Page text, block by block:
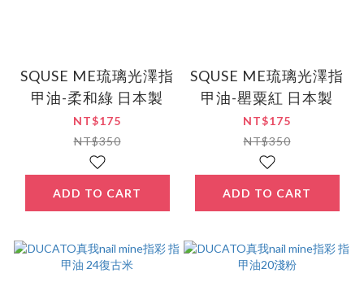
SQUSE ME琉璃光澤指
甲油-柔和綠 日本製
NT$175
NT$350
ADD TO CART
SQUSE ME琉璃光澤指
甲油-罌粟紅 日本製
NT$175
NT$350
ADD TO CART